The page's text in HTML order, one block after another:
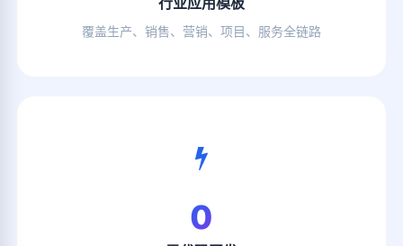
覆盖生产、销售、营销、项目、服务全链路
0